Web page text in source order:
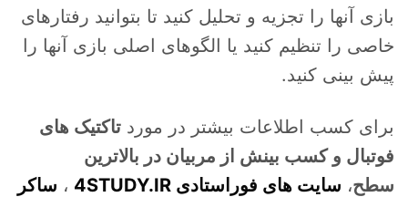
بازی آنها را تجزیه و تحلیل کنید تا بتوانید رفتارهای
خاصی را تنظیم کنید یا الگوهای اصلی بازی آنها را
پیش بینی کنید.
برای کسب اطلاعات بیشتر در موردتاکتیک های
فوتبال و کسب بینش از مربیان در بالاترین
سطح، سایت های فوراستادی 4STUDY.IR ، ساکر